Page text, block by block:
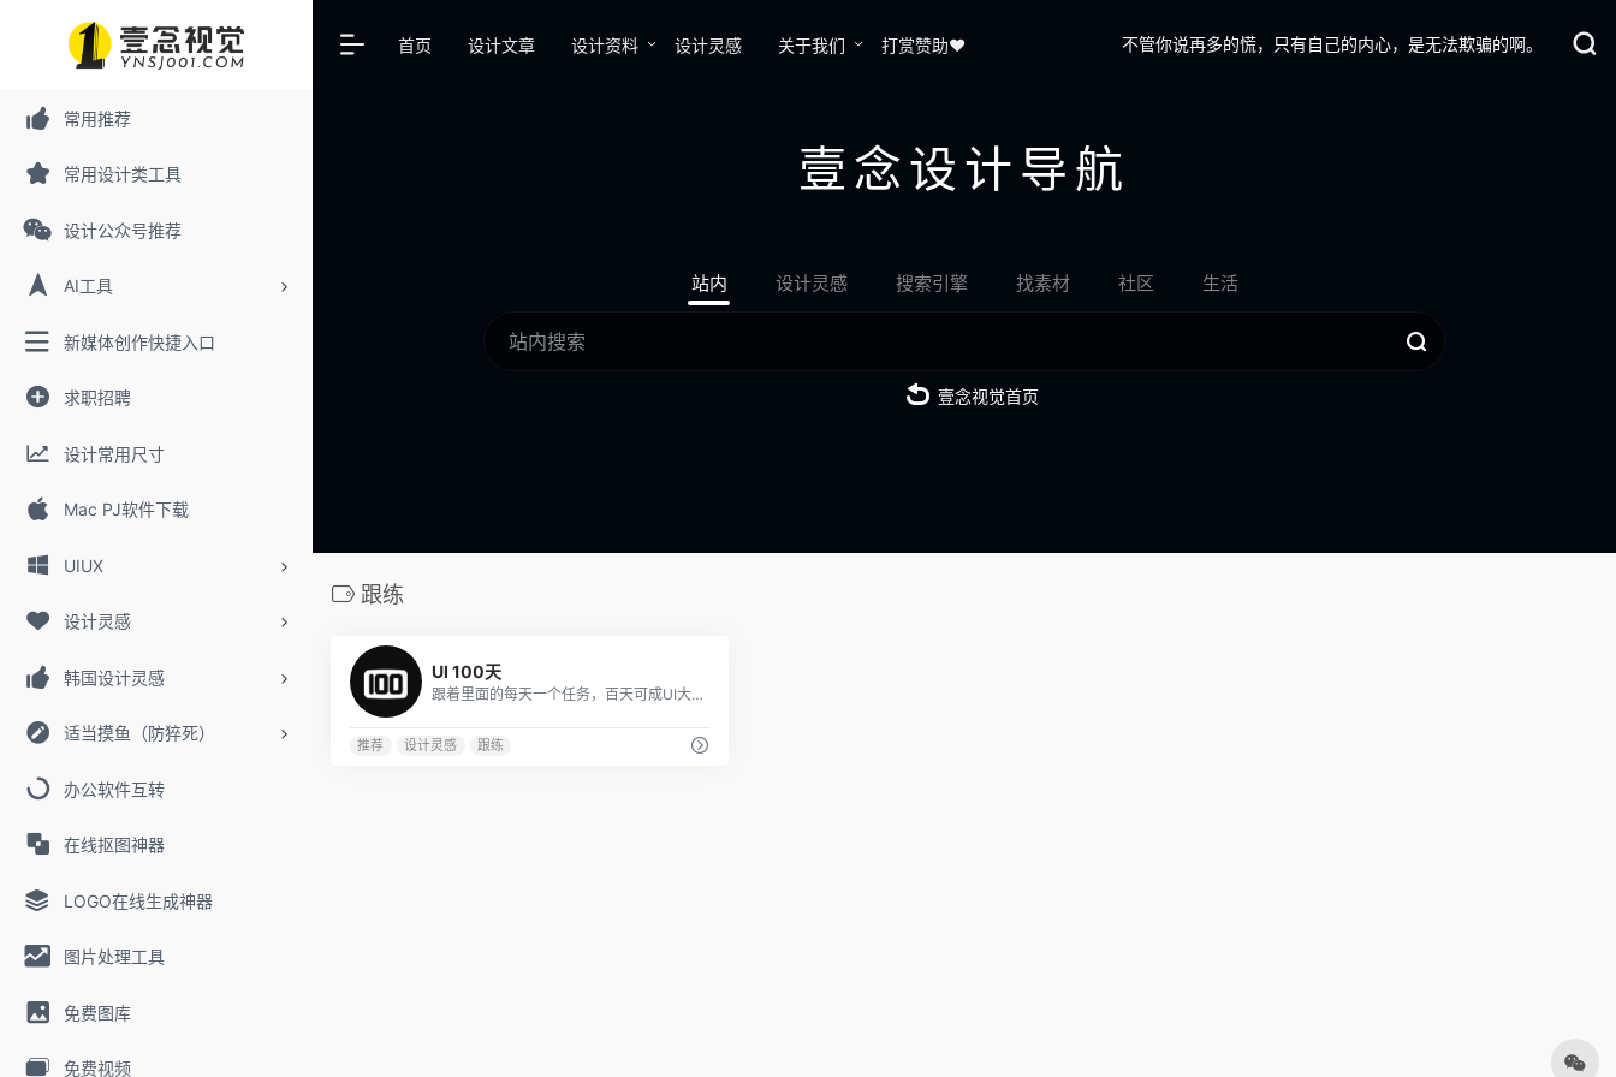
常用推荐
常用设计类工具
设计公众号推荐
AI工具
新媒体创作快捷入口
求职招聘
设计常用尺寸
Mac PJ软件下载
UIUX
设计灵感
韩国设计灵感
适当摸鱼（防猝死）
办公软件互转
在线抠图神器
LOGO在线生成神器
图片处理工具
免费图库
免费视频
首页 设计文章 设计资料 设计灵感 关于我们 打赏赞助❤️ 不管你说再多的慌，只有自己的内心，是无法欺骗的啊。
壹念设计导航
站内 设计灵感 搜索引擎 找素材 社区 生活
壹念视觉首页
跟练
UI 100天
跟着里面的每天一个任务，百天可成UI大神，小白自学UI推荐这个
推荐 设计灵感 跟练